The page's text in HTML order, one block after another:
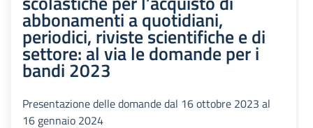
abbonamenti a quotidiani,
periodici, riviste scientifiche e di
settore: al via le domande per i
bandi 2023
Presentazione delle domande dal 16 ottobre 2023 al
16 gennaio 2024